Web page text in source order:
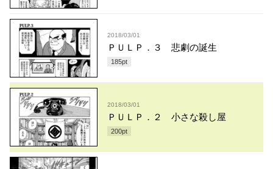
2018/03/01
ＰＵＬＰ．３ 悲劇の誕生
185pt
2018/03/01
ＰＵＬＰ．２ 小さな殺し屋
200pt